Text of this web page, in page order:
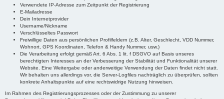
Verwendete IP-Adresse zum Zeitpunkt der Registrierung
E-Mailadresse
Dein Internetprovider
Username/Nickname
Verschlüsseltes Passwort
Freiwillige Daten aus persönlichen Profilfeldern (z.B. Alter, Geschlecht, VDD Nummer,
Wohnort, GPS Koordinaten, Telefon & Handy Nummer, usw.)
Die Verarbeitung erfolgt gemäß Art. 6 Abs. 1 lit. f DSGVO auf Basis unseres
berechtigten Interesses an der Verbesserung der Stabilität und Funktionalität unserer
Website. Eine Weitergabe oder anderweitige Verwendung der Daten findet nicht statt.
Wir behalten uns allerdings vor, die Server-Logfiles nachträglich zu überprüfen, sollten
konkrete Anhaltspunkte auf eine rechtswidrige Nutzung hinweisen.
Im Rahmen des Registrierungsprozesses oder der Zustimmung zu unserer